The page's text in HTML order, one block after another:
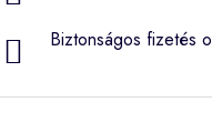
Biztonságos fizetés